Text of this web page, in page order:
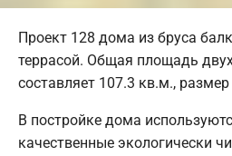
Проект 128 дома из бруса
террасой. Общая площадь
составляет 107.3 кв.м.,
В постройке дома
качественные экологически